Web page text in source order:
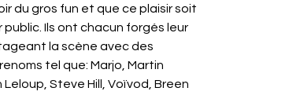
du gros fun et que ce plaisir soit
Ils ont chacun forgés leur
la scène avec des
tel que: Marjo, Martin
Steve Hill, Voïvod, Breen